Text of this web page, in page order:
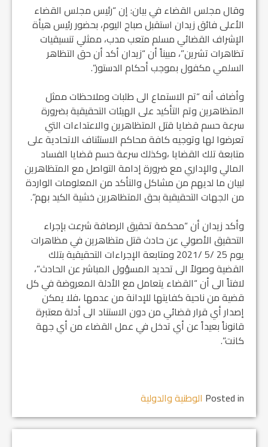
وقال مجلس القضاء في بيان: إن “رئيس مجلس القضاء
الأعلى فائق زيدان استقبل صباح اليوم، بحضور رئيس هيأة
الإشراف القضائي مسلم متعب مدب، ممثلي تنسيقيات
تظاهرات تشرين”، مبيناً أن “زيدان أكد أن حق التظاهر
السلمي مكفول بموجب أحكام الدستور”.
وأضاف أنه “تم الاستماع الى طلبات وملاحظات ممثل
المتظاهرين وتم التأكيد على الهيئات التحقيقية بضرورة
سرعة حسم قضايا قتل المتظاهرين والاعتداءات التي
تعرضوا لها وتوجيه كافة محاكم الاستئناف الاتحادية على
متابعة تلك القضايا ،وكذلك سرعة حسم قضايا الفساد
المالي والإداري مع ضرورة إدامة التواصل مع المتظاهرين
لبيان ما لديهم من مشاكل والتأكد من المعلومات الواردة
من الجهات التحقيقية بحق المتظاهرين خشية الكيد بهم”.
وأكد زيدان أن “محكمة تحقيق الرصافة شرعت بإجراء
التحقيق الأصولي عن حادث قتل متظاهرين في مظاهرات
يوم 25 /5 /2021 ومتابعة الإجراءات التحقيقية بتلك
القضية وصولاً الى تحديد المسؤول المباشر عن الحادث”،
لافتاً الى أن “القضاء يتعامل مع الأدلة المعروضة في كل
قضية من ناحية كفايتها للإدانة من عدمها ،فلا يمكن
إصدار أي قرار قضائي من دون الاستناد الى أدلة معتبرة
قانوناً بعيداً عن أي تدخل في عمل القضاء من أي جهة
كانت”.
Posted in الوطنية والدولية